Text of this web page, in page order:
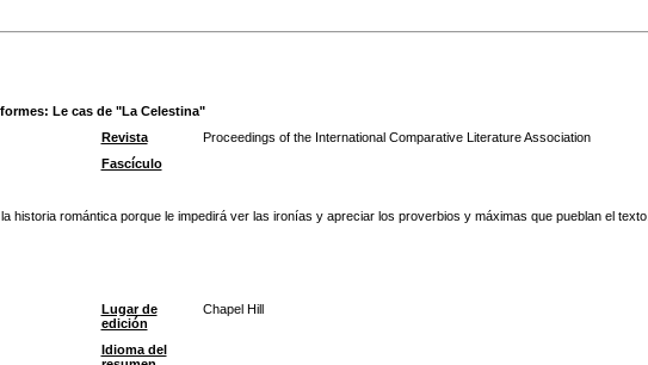
Le cas de "La Celestina"
Revista Proceedings of the International Comparative Literature Association
Fascículo
historia romántica porque le impedirá ver las ironías y apreciar los proverbios y máximas que pueblan el texto.
Lugar de
edición
Chapel Hill
Idioma del